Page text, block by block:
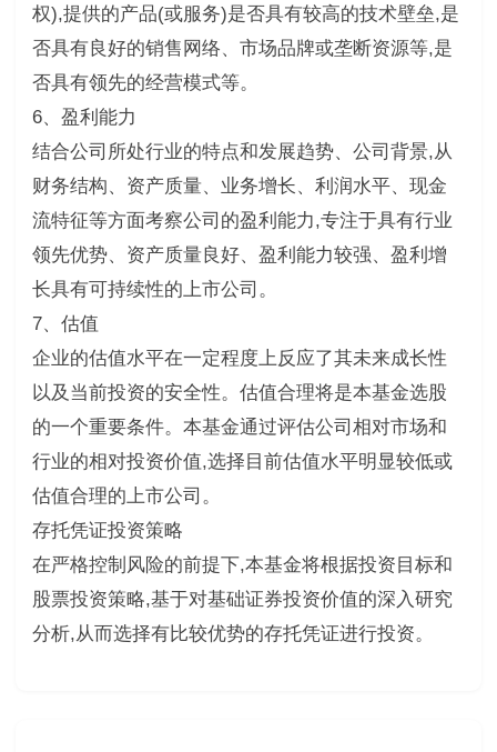
权),提供的产品(或服务)是否具有较高的技术壁垒,是
否具有良好的销售网络、市场品牌或垄断资源等,是
否具有领先的经营模式等。
6、盈利能力
结合公司所处行业的特点和发展趋势、公司背景,从
财务结构、资产质量、业务增长、利润水平、现金
流特征等方面考察公司的盈利能力,专注于具有行业
领先优势、资产质量良好、盈利能力较强、盈利增
长具有可持续性的上市公司。
7、估值
企业的估值水平在一定程度上反应了其未来成长性
以及当前投资的安全性。估值合理将是本基金选股
的一个重要条件。本基金通过评估公司相对市场和
行业的相对投资价值,选择目前估值水平明显较低或
估值合理的上市公司。
存托凭证投资策略
在严格控制风险的前提下,本基金将根据投资目标和
股票投资策略,基于对基础证券投资价值的深入研究
分析,从而选择有比较优势的存托凭证进行投资。